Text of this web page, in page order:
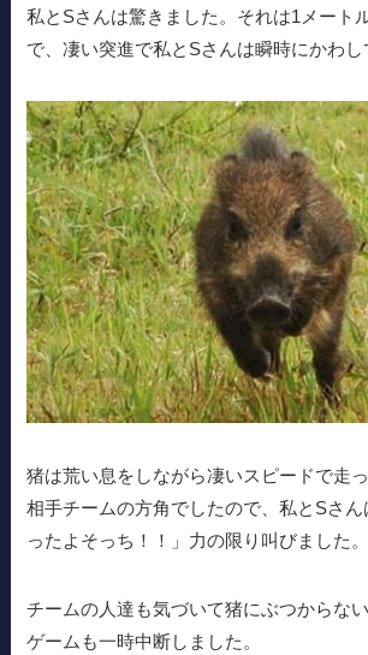
私とSさんは驚きました。それは1メート
で、凄い突進で私とSさんは瞬時にかわし
猪は荒い息をしながら凄いスピードで走
相手チームの方角でしたので、私とSさ
ったよそっち！！」力の限り叫びました。
チームの人達も気づいて猪にぶつからな
ゲームも一時中断しました。